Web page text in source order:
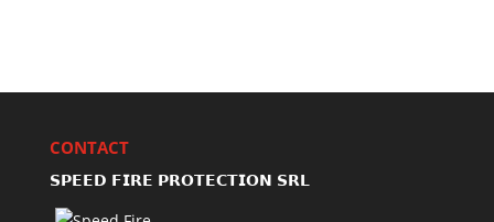
CONTACT
𝗦𝗣𝗘𝗘𝗗 𝗙𝗜𝗥𝗘 𝗣𝗥𝗢𝗧𝗘𝗖𝗧𝗜𝗢𝗡 𝗦𝗥𝗟